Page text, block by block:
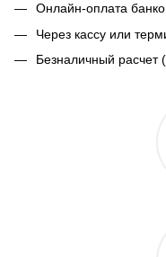
Онлайн-оплата
Через кассу или
Безналичный расчет